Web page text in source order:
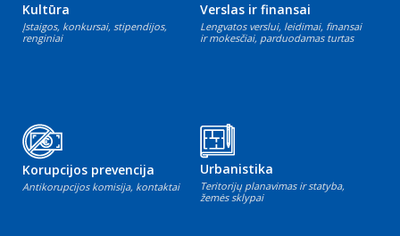
Kultūra
Įstaigos, konkursai, stipendijos,
renginiai
Verslas ir finansai
Lengvatos verslui, leidimai, finansai
ir mokesčiai, parduodamas turtas
Korupcijos prevencija
Antikorupcijos komisija, kontaktai
Urbanistika
Teritorijų planavimas ir statyba,
žemės sklypai